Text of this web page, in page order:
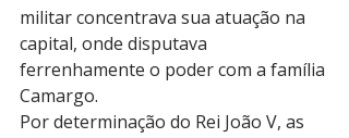
militar concentrava sua atuação na
capital, onde disputava
ferrenhamente o poder com a família
Camargo.
Por determinação do Rei João V, as